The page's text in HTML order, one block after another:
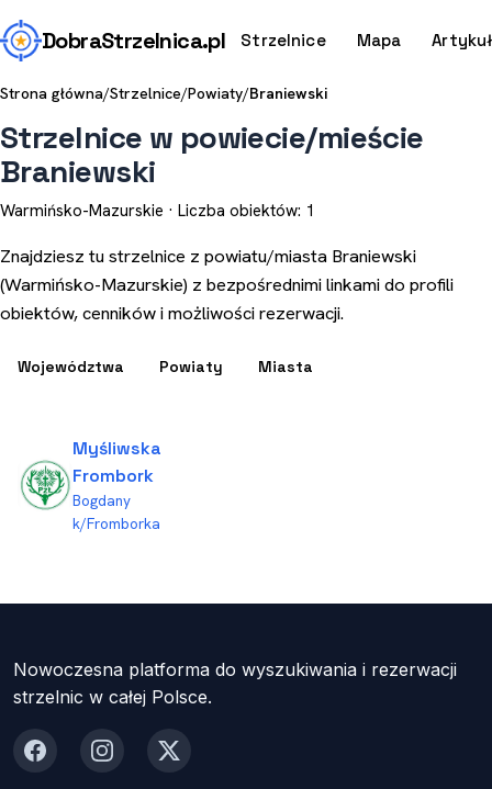
DobraStrzelnica.pl Strzelnice Mapa
Strona główna/Strzelnice/Powiaty/Braniewski
Strzelnice w powiecie/mieście
Braniewski
Warmińsko-Mazurskie · Liczba obiektów: 1
Znajdziesz tu strzelnice z powiatu/miasta Braniewski
(Warmińsko-Mazurskie) z bezpośrednimi linkami do profili
obiektów, cenników i możliwości rezerwacji.
Województwa Powiaty Miasta
Myśliwska
Frombork
Bogdany
k/Fromborka
Nowoczesna platforma do wyszukiwania i rezerwacji
strzelnic w całej Polsce.
FacebookInstagram
X